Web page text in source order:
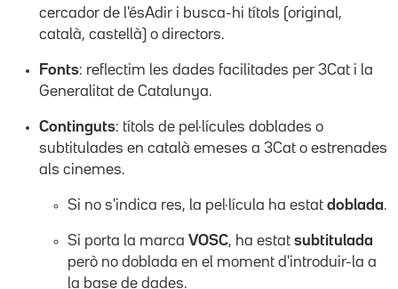
cercador de l'ésAdir i busca-hi títols (original,
català, castellà) o directors.
Fonts: reflectim les dades facilitades per 3Cat i la
Generalitat de Catalunya.
Continguts: títols de pel·lícules doblades o
subtitulades en català emeses a 3Cat o estrenades
als cinemes.
Si no s'indica res, la pel·lícula ha estat doblada.
Si porta la marca VOSC, ha estat subtitulada
però no doblada en el moment d'introduir-la a
la base de dades.